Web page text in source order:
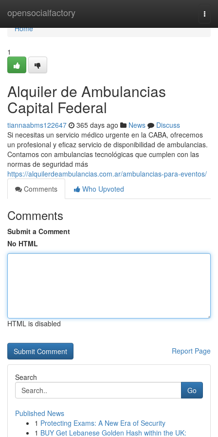
opensocialfactory
Home
Home
1
Alquiler de Ambulancias
Capital Federal
tiannaabms122647 365 days ago News
Discuss
Si necesitas un servicio médico urgente en la CABA, ofrecemos
un profesional y eficaz servicio de disponibilidad de ambulancias.
Contamos con ambulancias tecnológicas que cumplen con las
normas de seguridad más
https://alquilerdeambulancias.com.ar/ambulancias-para-eventos/
Comments
Who Upvoted
Comments
Submit a Comment
No HTML
HTML is disabled
Report Page
Search
Go
Published News
1 Protecting Exams: A New Era of Security
1 BUY Get Lebanese Golden Hash within the UK: